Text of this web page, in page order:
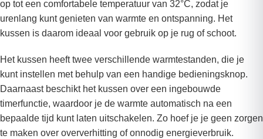
op tot een comfortabele temperatuur van 32°C, zodat je
urenlang kunt genieten van warmte en ontspanning. Het
kussen is daarom ideaal voor gebruik op je rug of schoot.
Het kussen heeft twee verschillende warmtestanden, die je
kunt instellen met behulp van een handige bedieningsknop.
Daarnaast beschikt het kussen over een ingebouwde
timerfunctie, waardoor je de warmte automatisch na een
bepaalde tijd kunt laten uitschakelen. Zo hoef je je geen zorgen
te maken over oververhitting of onnodig energieverbruik.